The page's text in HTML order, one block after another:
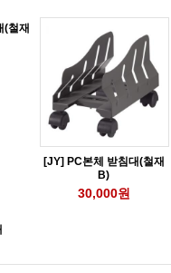
(철재
[JY] PC본체 받침대(철재
B)
30,000원